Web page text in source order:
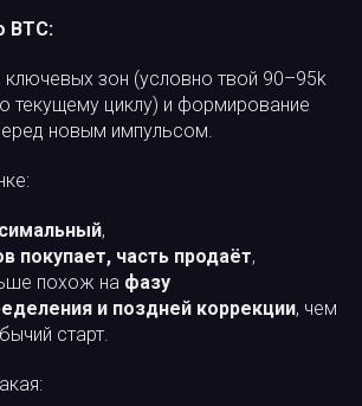
BTC:
зон (условно твой 90–95k
текущему циклу) и формирование
новым импульсом.
,
покупает, часть продаёт,
похож на фазу
и поздней коррекции, чем
старт.